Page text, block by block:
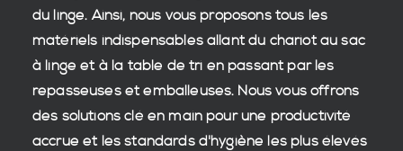
du linge. Ainsi, nous vous proposons tous les
matériels indispensables allant du chariot au sac
à linge et à la table de tri en passant par les
repasseuses et emballeuses. Nous vous offrons
des solutions clé en main pour une productivité
accrue et lesstandards d'hygiène les plus élevés